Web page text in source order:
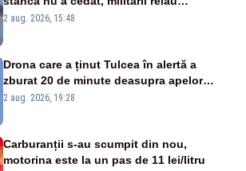
detonările luni – VIDEO
2 aug. 2026, 15:48
Drona care a ținut Tulcea în alertă a
zburat 20 de minute deasupra apelor
României. Au fost ridicate două F-16
2 aug. 2026, 19:28
Carburanții s-au scumpit din nou,
motorina este la un pas de 11 lei/litru